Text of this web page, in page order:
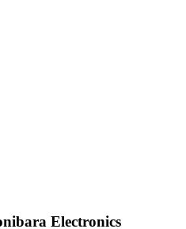
Electronics